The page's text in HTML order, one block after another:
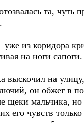
та, чуть
уже из коридора
на ноги сапоги.
выскочил на
он обжег в
щеки мальчика, но
его чувств только